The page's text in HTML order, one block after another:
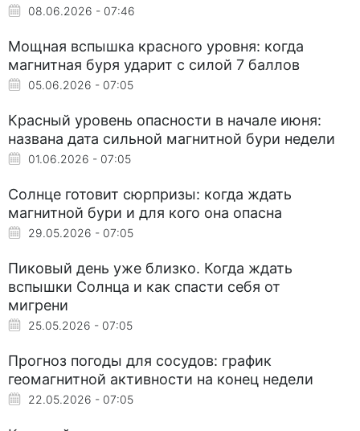
08.06.2026 - 07:46
Мощная вспышка красного уровня: когда
магнитная буря ударит с силой 7 баллов
05.06.2026 - 07:05
Красный уровень опасности в начале июня:
названа дата сильной магнитной бури недели
01.06.2026 - 07:05
Солнце готовит сюрпризы: когда ждать
магнитной бури и для кого она опасна
29.05.2026 - 07:05
Пиковый день уже близко. Когда ждать
вспышки Солнца и как спасти себя от
мигрени
25.05.2026 - 07:05
Прогноз погоды для сосудов: график
геомагнитной активности на конец недели
22.05.2026 - 07:05